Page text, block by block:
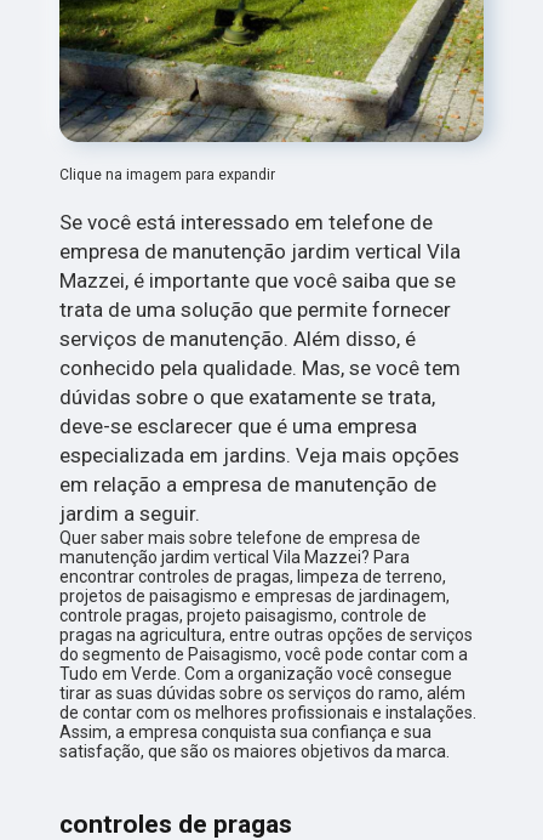
Clique na imagem para expandir
Se você está interessado em telefone de
empresa de manutenção jardim vertical Vila
Mazzei, é importante que você saiba que se
trata de uma solução que permite fornecer
serviços de manutenção. Além disso, é
conhecido pela qualidade. Mas, se você tem
dúvidas sobre o que exatamente se trata,
deve-se esclarecer que é uma empresa
especializada em jardins. Veja mais opções
em relação a empresa de manutenção de
jardim a seguir.
Quer saber mais sobre telefone de empresa de
manutenção jardim vertical Vila Mazzei? Para
encontrar controles de pragas, limpeza de terreno,
projetos de paisagismo e empresas de jardinagem,
controle pragas, projeto paisagismo, controle de
pragas na agricultura, entre outras opções de serviços
do segmento de Paisagismo, você pode contar com a
Tudo em Verde. Com a organização você consegue
tirar as suas dúvidas sobre os serviços do ramo, além
de contar com os melhores profissionais e instalações.
Assim, a empresa conquista sua confiança e sua
satisfação, que são os maiores objetivos da marca.
controles de pragas